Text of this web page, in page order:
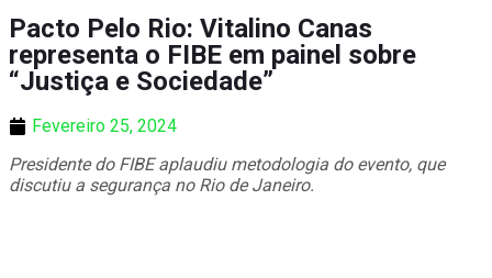
Pacto Pelo Rio: Vitalino Canas
representa o FIBE em painel sobre
“Justiça e Sociedade”
Fevereiro 25, 2024
Presidente do FIBE aplaudiu metodologia do evento, que
discutiu a segurança no Rio de Janeiro.